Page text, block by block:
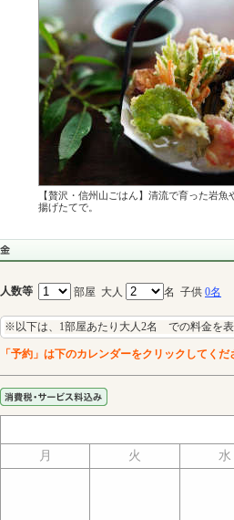
【贅沢・信州山ごはん】清流で育った岩魚
揚げたてで。
人数等 部屋 大人 名 子供 0名
※以下は、1部屋あたり大人2名 での料金を表
「予約」は下のカレンダーをクリックしてくだ
月 火 水